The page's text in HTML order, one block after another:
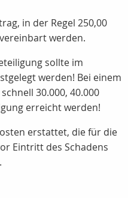
in der Regel 250,00
werden.
sollte im
werden! Bei einem
30.000, 40.000
erreicht werden!
erstattet, die für die
Eintritt des Schadens